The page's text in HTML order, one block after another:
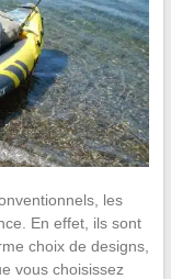
les
En effet, ils sont
choix de designs,
vous choisissez